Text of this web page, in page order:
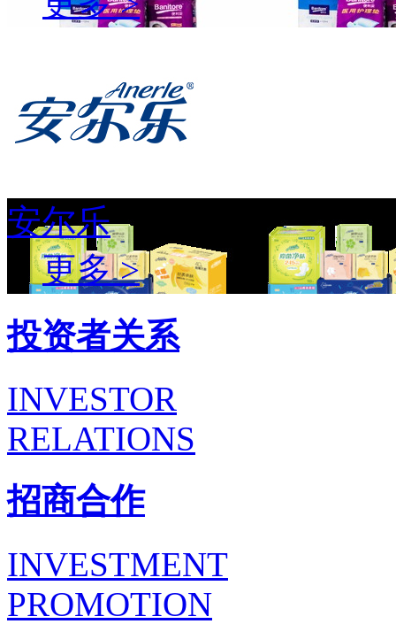
安尔乐
更多 >
投资者关系
INVESTOR
RELATIONS
招商合作
INVESTMENT
PROMOTION